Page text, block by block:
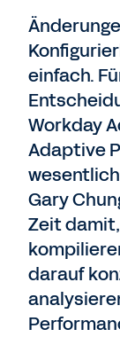
einfach.
Workday
Adaptive
Gary
Zeit
darauf